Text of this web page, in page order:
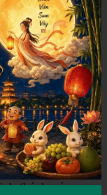
– công trình
được mệnh danh
tôn giáo lớn
những ngôi chùa
(bánh tráng,